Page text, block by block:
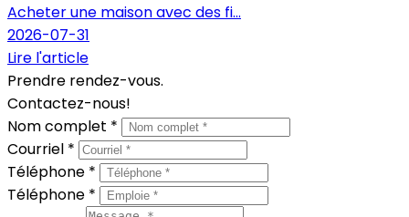
Acheter une maison avec des fi...
2026-07-31
Lire l'article
Prendre rendez-vous.
Contactez-nous!
Nom complet *
Courriel *
Téléphone *
Téléphone *